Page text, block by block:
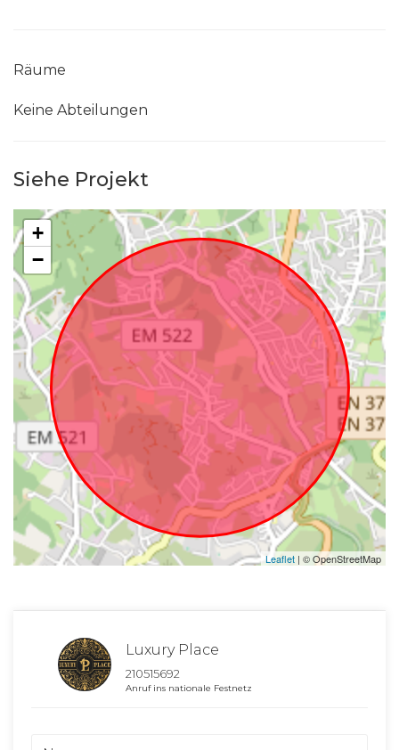
Räume
Keine Abteilungen
Siehe Projekt
+
−
Leaflet | © OpenStreetMap
Luxury Place
210515692
Anruf ins nationale Festnetz